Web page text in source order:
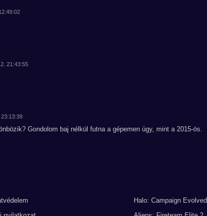
21:43:55
Gondolom baj nélkül futna a gépemen úgy, mint a 2015-ös.
Halo: Campaign Evolved